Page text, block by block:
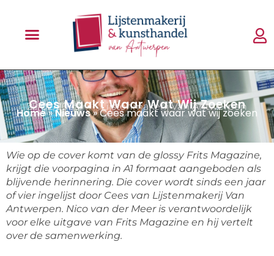
Cees Maakt Waar Wat Wij Zoeken
22/02/2023 Lijstenmakerij Van Antwerpen
Home»Nieuws»Cees maakt waar wat wij zoeken
Wie op de cover komt van de glossy Frits Magazine,
krijgt die voorpagina in A1 formaat aangeboden als
blijvende herinnering. Die cover wordt sinds een jaar
of vier ingelijst door Cees van Lijstenmakerij Van
Antwerpen. Nico van der Meer is verantwoordelijk
voor elke uitgave van Frits Magazine en hij vertelt
over de samenwerking.